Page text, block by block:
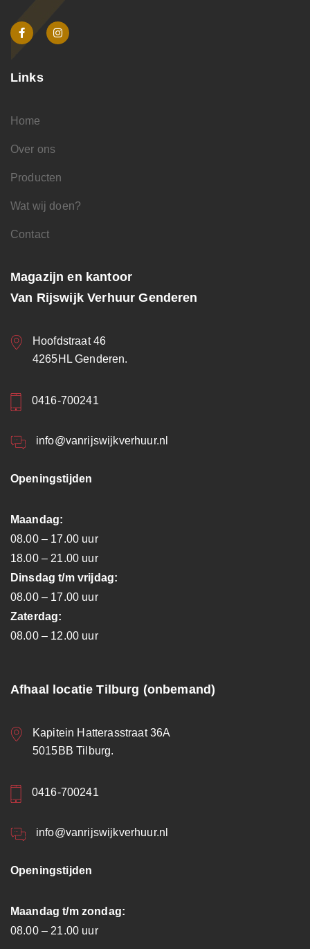
Links
Home
Over ons
Producten
Wat wij doen?
Contact
Magazijn en kantoor
Van Rijswijk Verhuur Genderen
Hoofdstraat 46
4265HL Genderen.
0416-700241
info@vanrijswijkverhuur.nl
Openingstijden
Maandag:
08.00 – 17.00 uur
18.00 – 21.00 uur
Dinsdag t/m vrijdag:
08.00 – 17.00 uur
Zaterdag:
08.00 – 12.00 uur
Afhaal locatie Tilburg (onbemand)
Kapitein Hatterasstraat 36A
5015BB Tilburg.
0416-700241
info@vanrijswijkverhuur.nl
Openingstijden
Maandag t/m zondag:
08.00 – 21.00 uur